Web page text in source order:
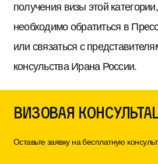
получения визы этой
необходимо обратиться в
или связаться с
консульства Ирана России.
Визовая
Оставьте заявку на бесплатную